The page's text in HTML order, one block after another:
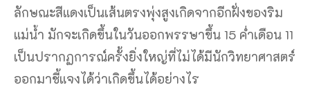
ลักษณะสีแดงเป็นเส้นตรงพุ่งสูงเกิดจากอีกฝั่งของริม
แม่น้ำ มักจะเกิดขึ้นในวันออกพรรษาขึ้น 15 ค่ำเดือน 11
เป็นปรากฏการณ์ครั้งยิ่งใหญ่ที่ไม่ได้มีนักวิทยาศาสตร์
ออกมาชี้แจงได้ว่าเกิดขึ้นได้อย่างไร